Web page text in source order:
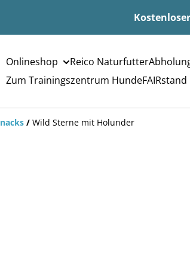
Onlineshop Reico Naturfutter
Zum Trainingszentrum HundeFAIRstand
/ Wild Sterne mit Holunder